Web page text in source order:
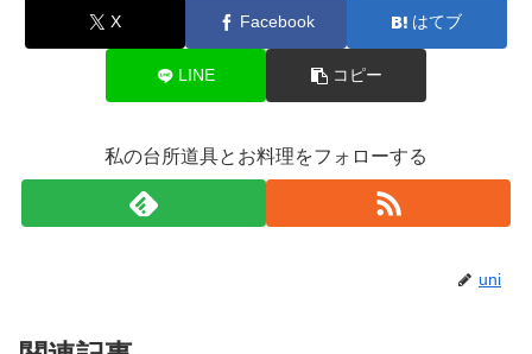
X Facebook はてブ
LINE コピー
私の台所道具とお料理をフォローする
uni